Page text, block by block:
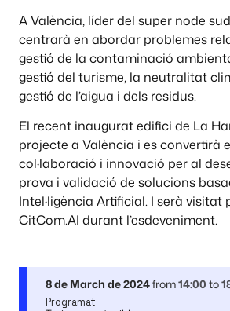
A València, líder del super node
centrarà en abordar problemes
gestió de la contaminació
gestió del turisme, la neutralitat
gestió de l’aigua i dels residus.
El recent inaugurat edifici de La
projecte a València i es convertirà
col·laboració i innovació per al
prova i validació de solucions
Intel·ligència Artificial. I serà visitat
CitCom.AI durant l’esdeveniment.
8 de March de 2024from14:00 to
Programat